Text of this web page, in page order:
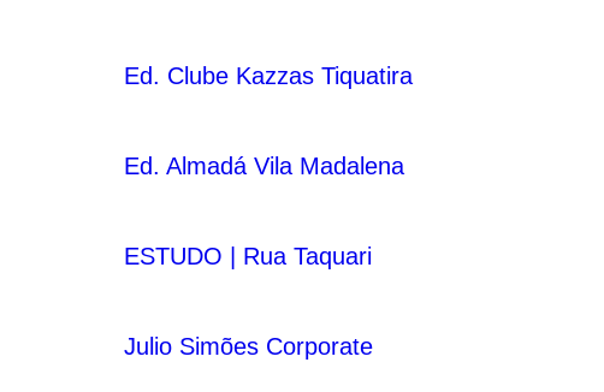
Ed. Clube Kazzas Tiquatira
Ed. Almadá Vila Madalena
ESTUDO | Rua Taquari
Julio Simões Corporate